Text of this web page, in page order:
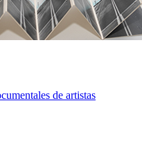
de artistas